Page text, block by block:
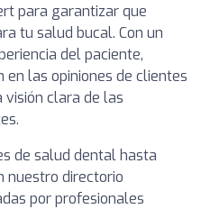
para garantizar que
tu salud bucal. Con un
del paciente,
las opiniones de clientes
visión clara de las
de salud dental hasta
nuestro directorio
por profesionales